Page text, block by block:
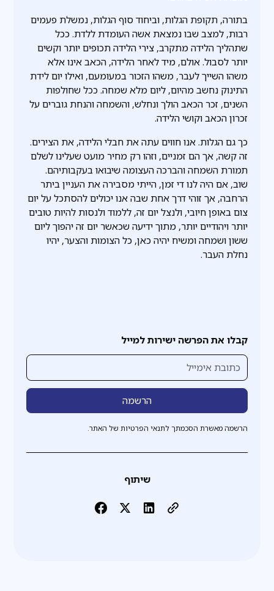
קבלו את הפרשה ישירות למייל
הרשמה מאשרת הסכמתך לתנאי הפרטיות של האתר.
שיתוף
בתורה, תקופת הגלות, וביחוד סוף הגלות, נמשלת פעמים
רבות, למצב שבו נמצאת אשה העומדת ללדת. ככל
שתהליך הלידה מתקרב, צירי הלידה תכופים יותר וקשים
יותר לסבול. אולם, מיד לאחר הלידה, הכאב אינו אלא
משהו השייך לעבר, משהו הזכור במעומעם, ואילו יום לידת
התינוק נחשב מהיום, ליום מלא שמחה. ככל שחולפות
השנים, זכר הכאב הולך ונחלש, והשמחה והנחת גוברים על
זכרון הכאב וקושי הלידה.
כך גם הגלות. אנו חווים עתה את חבלי הלידה, את הצירים.
זה קשה, אך הם זמניים, וזהו רק מחיר מועט שעלינו לשלם
תמורת השמחה והברכה העצומה שיבואו בעקבותיהם.
שוב, אם היה לנו די זמן, הייתי מסבירה את העניין ביתר
הרחבה, אך זוהי דרך אחת שבה אנו יכולים להסתכל על יום
צום באופן חיובי, ולנצל יום זה, ללמוד ולנסות להיות טובים
יותר ויהודיים יותר, מתוך ידיעה שכאשר יום זה יהפוך ליום
ששון ושמחה ומשיח יהיה כאן, כל הצומות והצער, יהיו
נחלת העבר.